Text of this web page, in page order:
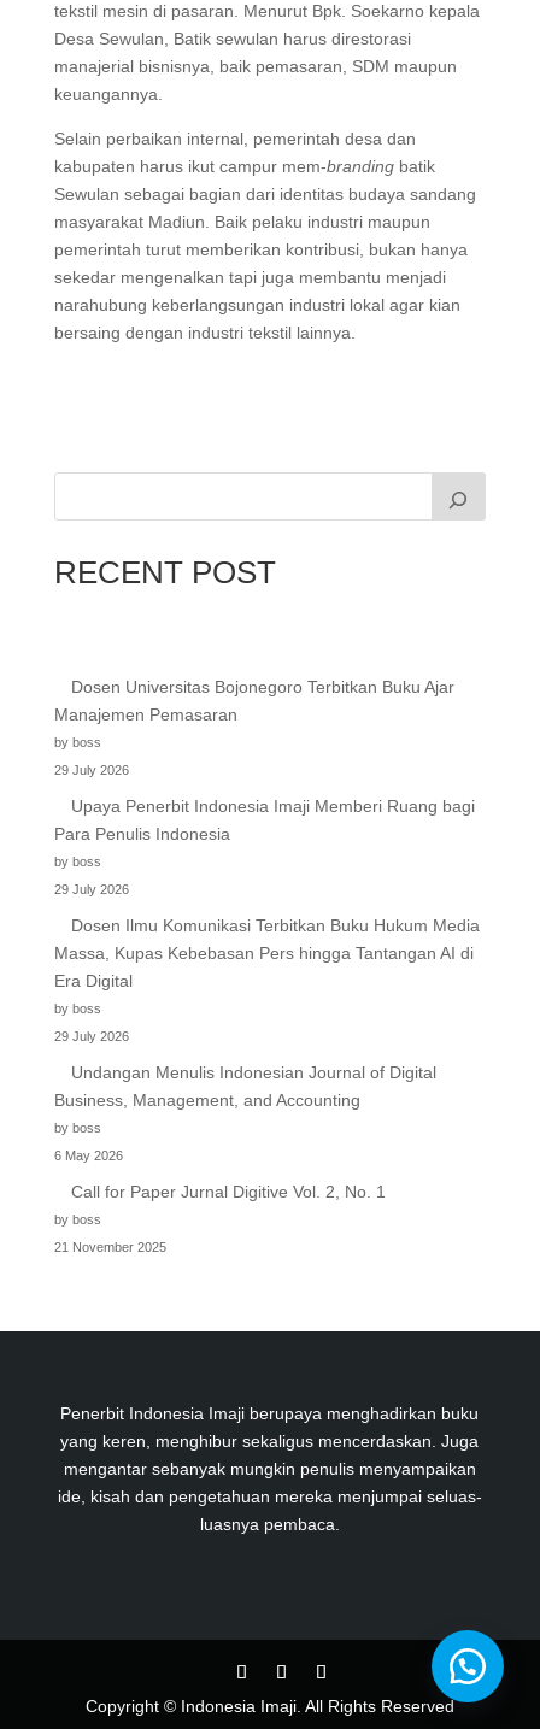
tekstil mesin di pasaran. Menurut Bpk. Soekarno kepala
Desa Sewulan, Batik sewulan harus direstorasi
manajerial bisnisnya, baik pemasaran, SDM maupun
keuangannya.
Selain perbaikan internal, pemerintah desa dan
kabupaten harus ikut campur mem-brandingbatik
Sewulan sebagai bagian dari identitas budaya sandang
masyarakat Madiun. Baik pelaku industri maupun
pemerintah turut memberikan kontribusi, bukan hanya
sekedar mengenalkan tapi juga membantu menjadi
narahubung keberlangsungan industri lokal agar kian
bersaing dengan industri tekstil lainnya.
RECENT POST
Dosen Universitas Bojonegoro Terbitkan Buku Ajar
Manajemen Pemasaran
by boss
29 July 2026
Upaya Penerbit Indonesia Imaji Memberi Ruang bagi
Para Penulis Indonesia
by boss
29 July 2026
Dosen Ilmu Komunikasi Terbitkan Buku Hukum Media
Massa, Kupas Kebebasan Pers hingga Tantangan AI di
Era Digital
by boss
29 July 2026
Undangan Menulis Indonesian Journal of Digital
Business, Management, and Accounting
by boss
6 May 2026
Call for Paper Jurnal Digitive Vol. 2, No. 1
by boss
21 November 2025
Penerbit Indonesia Imaji berupaya menghadirkan buku
yang keren, menghibur sekaligus mencerdaskan. Juga
mengantar sebanyak mungkin penulis menyampaikan
ide, kisah dan pengetahuan mereka menjumpai seluas-
luasnya pembaca.
Copyright © Indonesia Imaji. All Rights Reserved